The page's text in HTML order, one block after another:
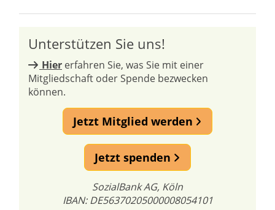
Unterstützen Sie uns!
Hier erfahren Sie, was Sie mit einer
Mitgliedschaft oder Spende bezwecken
können.
Jetzt Mitglied werden
Jetzt spenden
SozialBank AG, Köln
IBAN: DE56370205000008054101